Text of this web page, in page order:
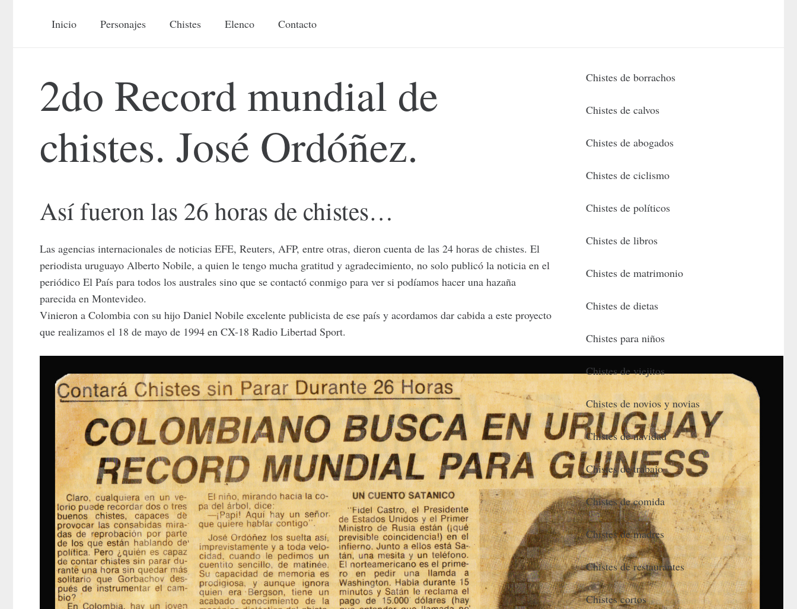
Inicio Personajes Chistes Elenco Contacto
2do Record mundial de
chistes. José Ordóñez.
Así fueron las 26 horas de chistes…
Las agencias internacionales de noticias EFE, Reuters, AFP, entre otras, dieron cuenta de las 24 horas de chistes. El
periodista uruguayo Alberto Nobile, a quien le tengo mucha gratitud y agradecimiento, no solo publicó la noticia en el
periódico El País para todos los australes sino que se contactó conmigo para ver si podíamos hacer una hazaña
parecida en Montevideo.
Vinieron a Colombia con su hijo Daniel Nobile excelente publicista de ese país y acordamos dar cabida a este proyecto
que realizamos el 18 de mayo de 1994 en CX-18 Radio Libertad Sport.
Chistes de borrachos
Chistes de calvos
Chistes de abogados
Chistes de ciclismo
Chistes de políticos
Chistes de libros
Chistes de matrimonio
Chistes de dietas
Chistes para niños
Chistes de viejitos
Chistes de novios y novias
Chistes de navidad
Chistes de trabajo
Chistes de comida
Chistes de madres
Chistes de restaurantes
Chistes cortos